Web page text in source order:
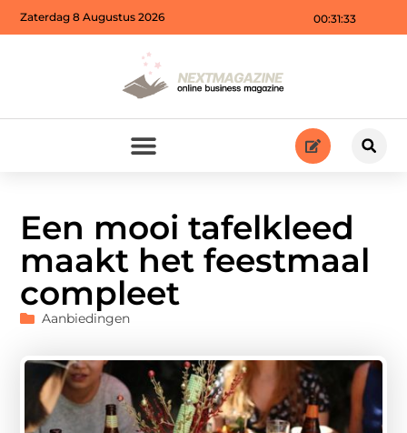
00:31:35
Zaterdag 8 Augustus 2026
Een mooi tafelkleed
maakt het feestmaal
compleet
Aanbiedingen